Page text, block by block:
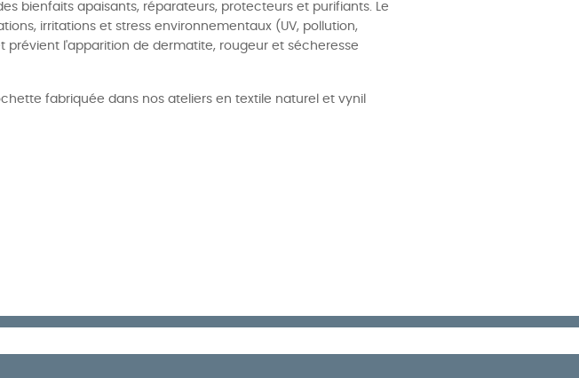
bienfaits apaisants, réparateurs, protecteurs et purifiants. Le
irritations et stress environnementaux (UV, pollution,
prévient l'apparition de dermatite, rougeur et sécheresse
fabriquée dans nos ateliers en textile naturel et vynil